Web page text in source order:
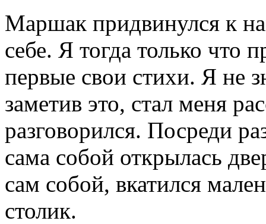
Маршак придвинулся к
себе. Я тогда только что
первые свои стихи. Я не
заметив это, стал меня
разговорился. Посреди
сама собой открылась
сам собой, вкатился
столик.